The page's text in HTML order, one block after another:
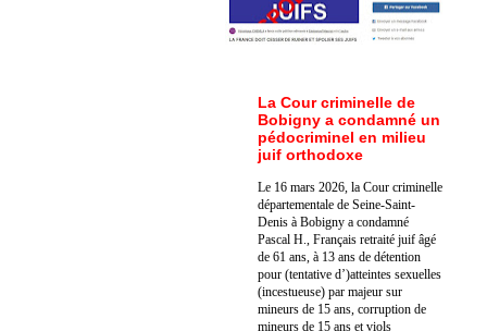
La Cour criminelle de
Bobigny a condamné un
pédocriminel en milieu
juif orthodoxe
Le 16 mars 2026, la Cour criminelle
départementale de Seine-Saint-
Denis à Bobigny a condamné
Pascal H., Français retraité juif âgé
de 61 ans, à 13 ans de détention
pour (tentative d’)atteintes sexuelles
(incestueuse) par majeur sur
mineurs de 15 ans, corruption de
mineurs de 15 ans et viols